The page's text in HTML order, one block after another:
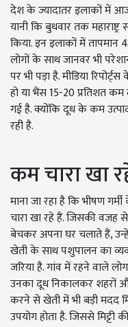
देश के ज्यादातर इलाकों में
यानी कि बुधवार तक
किया. इन इलाकों में तापमान
लोगों के साथ जानवर भी
पर भी पड़ा है. मीडिया
हो या भैंस 15-20 प्रतिशत
गई है. क्योंकि दूध के कम
रही है.
कम चारा खा
माना जा रहा है कि भीषण
चारा खा रहे हैं. जिसकी
बेचकर अपना घर चलाते हैं,
खेती के साथ पशुपालन का
जरिया है. गांव में रहने वाले
उनका दूध निकालकर शहरों
करने से खेती में भी बड़ी मदद
उपयोग होता है. जिससे मिट्टी